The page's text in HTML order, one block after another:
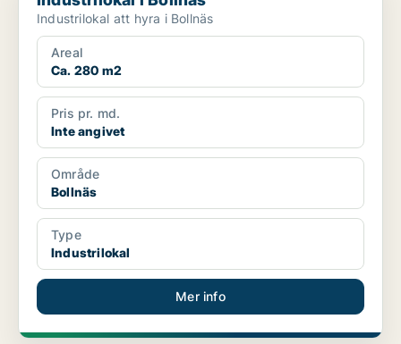
Industrilokal att hyra i Bollnäs
Areal
Ca. 280 m2
Pris pr. md.
Inte angivet
Område
Bollnäs
Type
Industrilokal
Mer info